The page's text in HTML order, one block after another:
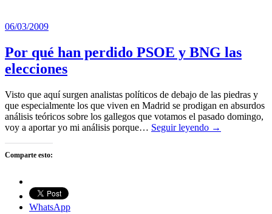
06/03/2009
Por qué han perdido PSOE y BNG las
elecciones
Visto que aquí surgen analistas políticos de debajo de las piedras y
que especialmente los que viven en Madrid se prodigan en absurdos
análisis teóricos sobre los gallegos que votamos el pasado domingo,
voy a aportar yo mi análisis porque… Seguir leyendo →
Comparte esto:
WhatsApp